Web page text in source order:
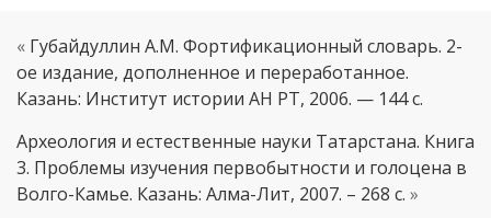
« Губайдуллин А.М. Фортификационный словарь. 2-
ое издание, дополненное и переработанное.
Казань: Институт истории АН РТ, 2006. — 144 с.
Археология и естественные науки Татарстана. Книга
3. Проблемы изучения первобытности и голоцена в
Волго-Камье. Казань: Алма-Лит, 2007. – 268 с. »